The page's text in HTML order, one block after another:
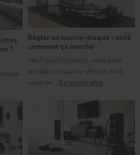
nouvelle, c’est […]
?
Régler un tourne-disque : voilà
comment ça marche
Neuf ou d’occasion, vous avez
acheté un tourne-disque mais
vous ne…
En savoir plus